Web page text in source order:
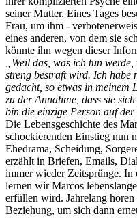
seiner Mutter. Eines Tages
Frau, um ihm -
eines anderen, von dem sie
könnte ihn wegen dieser
„Weil das, was ich tun
streng bestraft wird. Ich habe
gedacht, so etwas in meinem
zu der Annahme, dass sie
bin die einzige Person auf
Die Lebensgeschichte des
schockierenden Einstieg nun
Ehedrama, Scheidung,
erzählt in Briefen, Emails,
immer wieder Zeitsprünge. In
lernen wir Marcos
erfüllen wird. Jahrelang
Beziehung, um sich dann